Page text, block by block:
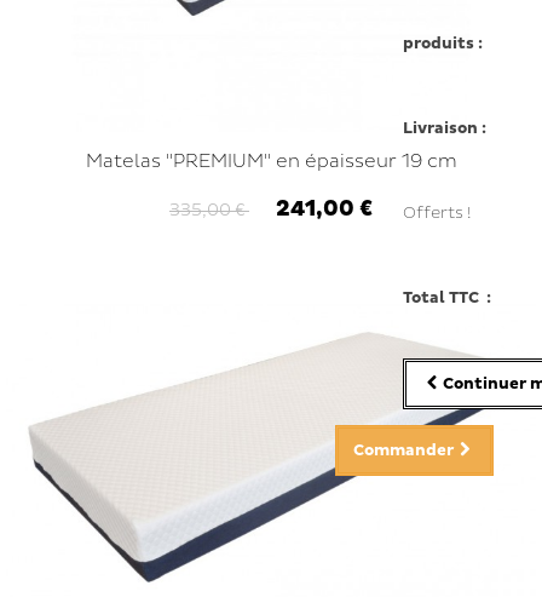
produits :
Livraison :
Offerts !
Total TTC :
Continuer
Commander
Matelas "PREMIUM" en épaisseur 19 cm
335,00 € 241,00 €